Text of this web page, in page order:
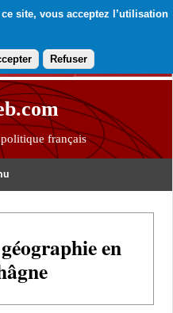
site, vous acceptez l’utilisation
Refuser
français
en